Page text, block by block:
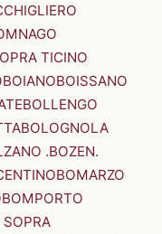
TICINO
BOIANOBOISSANO
BOLLENGO
BOLOGNOLA
.BOZEN.
BOMARZO
BOMPORTO
SOPRA